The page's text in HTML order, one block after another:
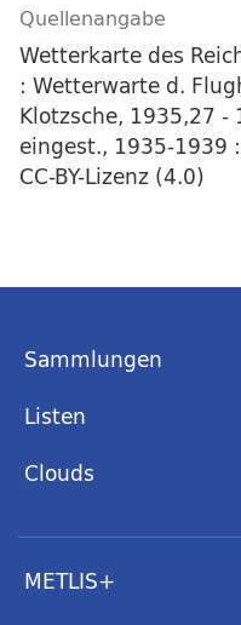
Quellenangabe
Wetterkarte des
: Wetterwarte d.
Klotzsche, 1935,27
eingest., 1935-1939
CC-BY-Lizenz (4.0)
Sammlungen
Listen
Clouds
METLIS+